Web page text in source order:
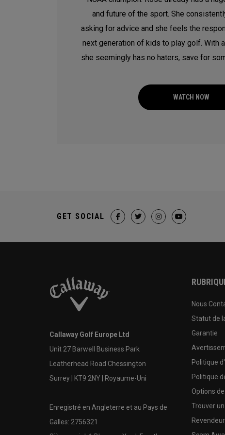
and future of the sport. She
asking for advice and she feels the
next generation of kids to play golf. With
she seemingly has no haters, save for
WATCH NOW
GET SOCIAL
Callaway Golf Europe Ltd
Unit 27 Barwell Business Park
Leatherhead Road Chessington
Surrey | KT9 2NY | Royaume-Uni
Enregistré en Angleterre et au Pays de
Galles: 2756321
Nous
Statut de
Garantie
Politique
Politique
Options
Trouver